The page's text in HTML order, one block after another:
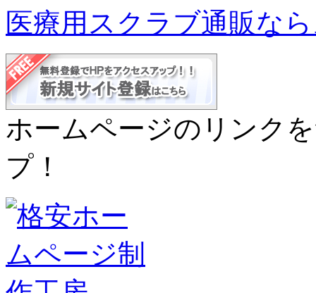
医療用スクラブ通販な
ホームページのリンク
プ！